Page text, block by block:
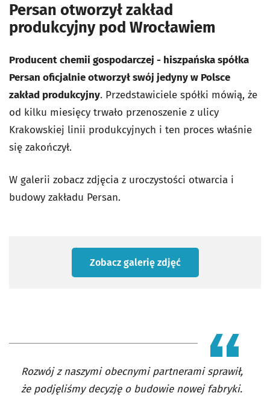
Persan otworzył zakład
produkcyjny pod Wrocławiem
Producent chemii gospodarczej - hiszpańska spółka
Persan oficjalnie otworzył swój jedyny w Polsce
zakład produkcyjny. Przedstawiciele spółki mówią, że
od kilku miesięcy trwało przenoszenie z ulicy
Krakowskiej linii produkcyjnych i ten proces właśnie
się zakończył.
W galerii zobacz zdjęcia z uroczystości otwarcia i
budowy zakładu Persan.
Zobacz galerię zdjęć
Rozwój z naszymi obecnymi partnerami sprawił,
że podjęliśmy decyzję o budowie nowej fabryki.